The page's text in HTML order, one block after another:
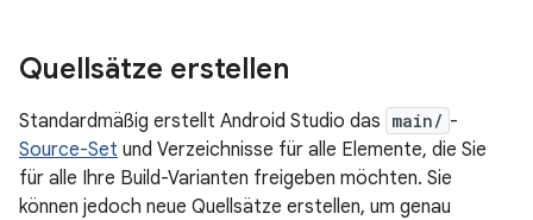
Quellsätze erstellen
Standardmäßig erstellt Android Studio das main/ -
Source-Set und Verzeichnisse für alle Elemente, die Sie
für alle Ihre Build-Varianten freigeben möchten. Sie
können jedoch neue Quellsätze erstellen, um genau